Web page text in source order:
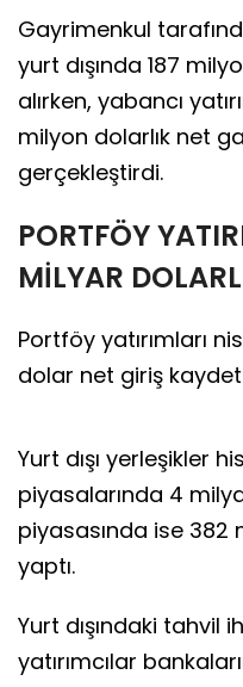
Gayrimenkul
yurt dışında 187
alırken, yabancı
milyon dolarlık net
gerçekleştirdi.
PORTFÖY
MİLYAR
Portföy yatırımları
dolar net giriş
Yurt dışı yerleşikler
piyasalarında 4
piyasasında ise 382
yaptı.
Yurt dışındaki tahvil
yatırımcılar